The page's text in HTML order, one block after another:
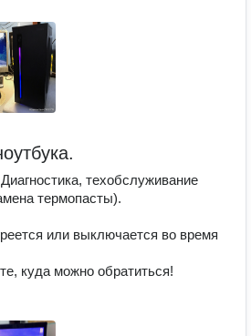
техобслуживание
термопасты).
или выключается во время
куда можно обратиться!